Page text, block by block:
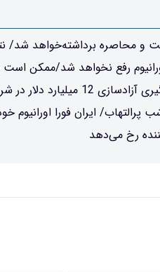
محاصره برداشته‌خواهد شد/
رفع نخواهد شد/ممکن است
اعلام یادداشت تفاهم
ایران فورا اورانیوم
رخ می‌دهد